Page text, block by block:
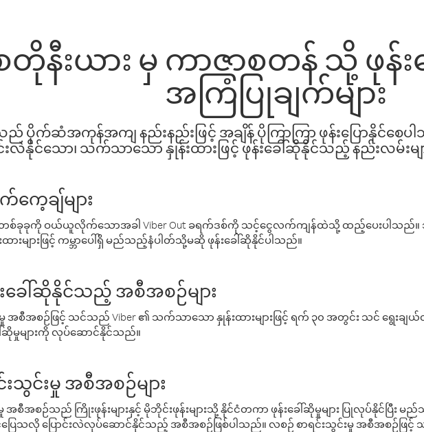
နီးယား မှ ကာဇာစတန် သို့ ဖုန်
အကြံပြုချက်များ
သည် ပိုက်ဆံအကုန်အကျ နည်းနည်းဖြင့် အချိန် ပိုကြာကြာ ဖုန်းပြောနိုင်
င်းလဲနိုင်သော၊ သက်သာသော နှုန်းထားဖြင့် ဖုန်းခေါ်ဆိုနိုင်သည့် နည်းလမ်းမ
ေ့ချ်များ
စ်ခုခုကို ဝယ်ယူလိုက်သောအခါ Viber Out ခရက်ဒစ်ကို သင့်ငွေလက်ကျန်ထဲသို့ ထည့်ပေးပါသည်။
းများဖြင့် ကမ္ဘာပေါ်ရှိ မည်သည့်နံပါတ်သို့မဆို ဖုန်းခေါ်ဆိုနိုင်ပါသည်။
ခေါ်ဆိုနိုင်သည့် အစီအစဉ်များ
မှု အစီအစဉ်ဖြင့် သင်သည် Viber ၏ သက်သာသော နှုန်းထားများဖြင့် ရက် ၃၀ အတွင်း သင် ရွေး
ဆိုမှုများကို လုပ်ဆောင်နိုင်သည်။
သွင်းမှု အစီအစဉ်များ
အစီအစဉ်သည် ကြိုးဖုန်းများနှင့် မိုဘိုင်းဖုန်းများသို့ နိုင်ငံတကာ ဖုန်းခေါ်ဆိုမှုများ ပြုလုပ်နိုင်ပ
ေသလို ပြောင်းလဲလုပ်ဆောင်နိုင်သည့် အစီအစဉ်ဖြစ်ပါသည်။ လစဉ် စာရင်းသွင်းမှု အစီအစဉ်ဖြင့်